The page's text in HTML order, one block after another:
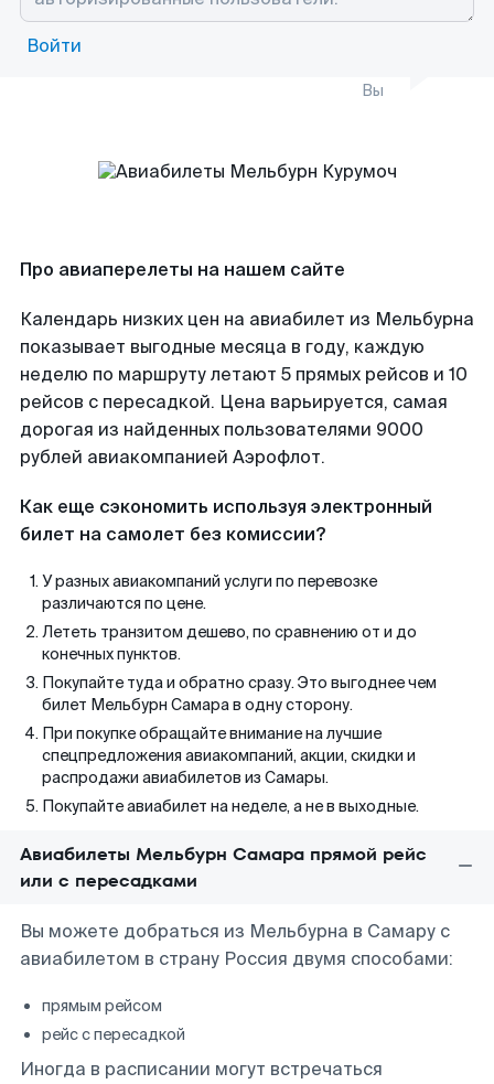
Войти
Вы
Про авиаперелеты на нашем сайте
Календарь низких цен на авиабилет из Мельбурна
показывает выгодные месяца в году, каждую
неделю по маршруту летают 5 прямых рейсов и 10
рейсов с пересадкой. Цена варьируется, самая
дорогая из найденных пользователями 9000
рублей авиакомпанией Аэрофлот.
Как еще сэкономить используя электронный
билет на самолет без комиссии?
У разных авиакомпаний услуги по перевозке
различаются по цене.
Лететь транзитом дешево, по сравнению от и до
конечных пунктов.
Покупайте туда и обратно сразу. Это выгоднее чем
билет Мельбурн Самара в одну сторону.
При покупке обращайте внимание на лучшие
спецпредложения авиакомпаний, акции, скидки и
распродажи авиабилетов из Самары.
Покупайте авиабилет на неделе, а не в выходные.
Авиабилеты Мельбурн Самара прямой рейс
или с пересадками
Вы можете добраться из Мельбурна в Самару с
авиабилетом в страну Россия двумя способами:
прямым рейсом
рейс с пересадкой
Иногда в расписании могут встречаться